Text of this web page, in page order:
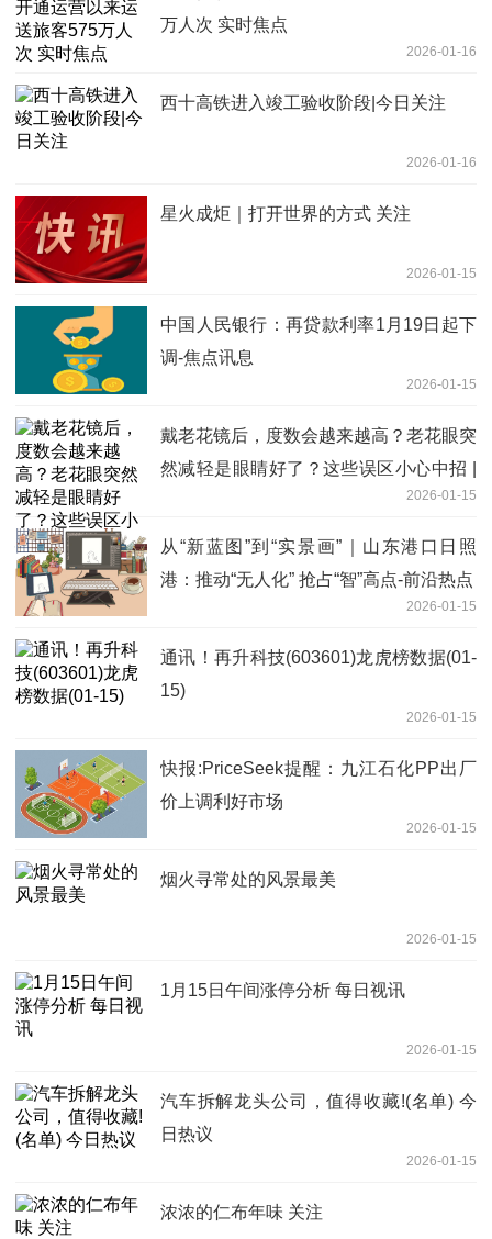
万人次 实时焦点
2026-01-16
西十高铁进入竣工验收阶段|今日关注
2026-01-16
星火成炬｜打开世界的方式 关注
2026-01-15
中国人民银行：再贷款利率1月19日起下
调-焦点讯息
2026-01-15
戴老花镜后，度数会越来越高？老花眼突
然减轻是眼睛好了？这些误区小心中招 |
2026-01-15
从“新蓝图”到“实景画”｜山东港口日照
港：推动“无人化” 抢占“智”高点-前沿热点
2026-01-15
通讯！再升科技(603601)龙虎榜数据(01-
15)
2026-01-15
快报:PriceSeek提醒：九江石化PP出厂
价上调利好市场
2026-01-15
烟火寻常处的风景最美
2026-01-15
1月15日午间涨停分析 每日视讯
2026-01-15
汽车拆解龙头公司，值得收藏!(名单) 今
日热议
2026-01-15
浓浓的仁布年味 关注